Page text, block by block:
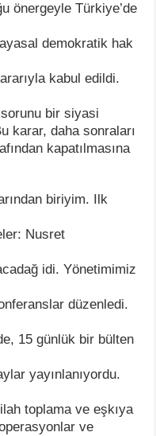
önergeyle Türkiye’de
demokratik hak
kabul edildi.
bir siyasi
karar, daha sonraları
kapatılmasına
biriyim. Ilk
Nusret
idi. Yönetimimiz
düzenledi.
15 günlük bir bülten
yayınlanıyordu.
toplama ve eşkıya
ve